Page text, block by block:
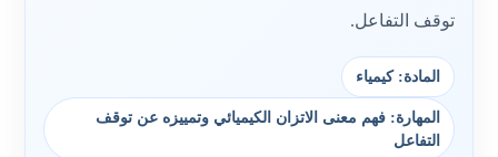
توقف التفاعل.
المادة: كيمياء
المهارة: فهم معنى الاتزان الكيميائي وتمييزه عن توقف
التفاعل